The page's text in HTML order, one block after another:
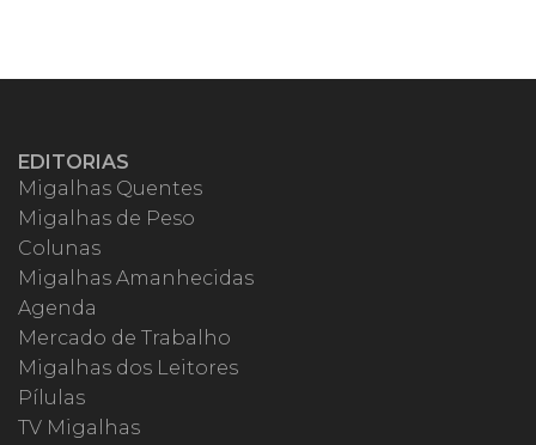
EDITORIAS
Migalhas Quentes
Migalhas de Peso
Colunas
Migalhas Amanhecidas
Agenda
Mercado de Trabalho
Migalhas dos Leitores
Pílulas
TV Migalhas